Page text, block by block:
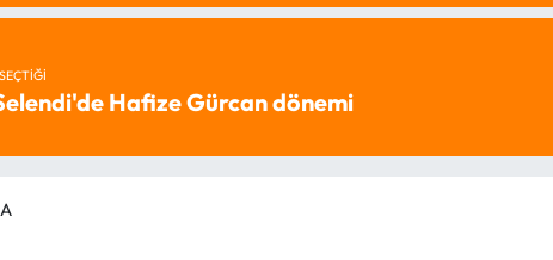
Hafize Gürcan dönemi